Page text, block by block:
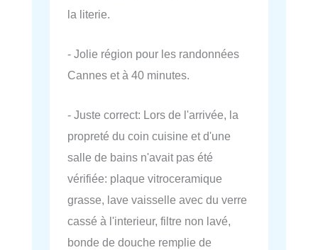
la literie.
- Jolie région pour les randonnées
Cannes et à 40 minutes.
- Juste correct: Lors de l'arrivée, la
propreté du coin cuisine et d'une
salle de bains n'avait pas été
vérifiée: plaque vitroceramique
grasse, lave vaisselle avec du verre
cassé à l'interieur, filtre non lavé,
bonde de douche remplie de